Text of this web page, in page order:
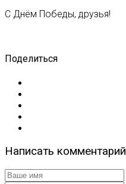
С Днём Победы, друзья!
Поделиться
Написать комментарий